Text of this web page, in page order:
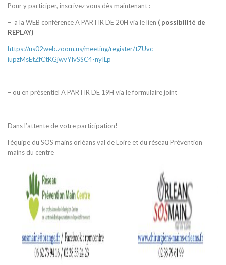
Pour y participer, inscrivez vous dès maintenant :
– a la WEB conférence A PARTIR DE 20H via le lien ( possibilité de
REPLAY)
https://us02web.zoom.us/meeting/register/tZUvc-
iupzMsEtZfCtKGjwvYIvSSC4-nyILp
– ou en présentiel A PARTIR DE 19H via le formulaire joint
Dans l’attente de votre participation!
l’équipe du SOS mains orléans val de Loire et du réseau Prévention
mains du centre